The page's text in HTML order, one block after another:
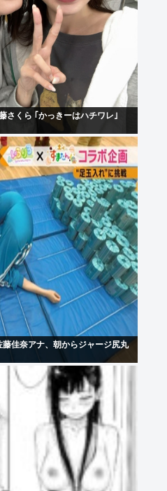
さくら ｢かっきーはハチワレ｣
藤佳奈アナ、朝からジャージ尻丸